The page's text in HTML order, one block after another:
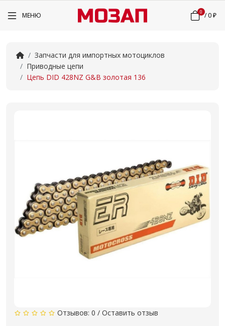
МЕНЮ 0 /0 ₽
Запчасти для импортных мотоциклов
Приводные цепи
Цепь DID 428NZ G&B золотая 136
Отзывов: 0 / Оставить отзыв